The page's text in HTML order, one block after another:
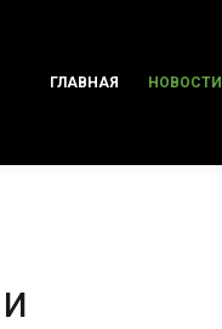
ГЛАВНАЯ НОВОСТИ